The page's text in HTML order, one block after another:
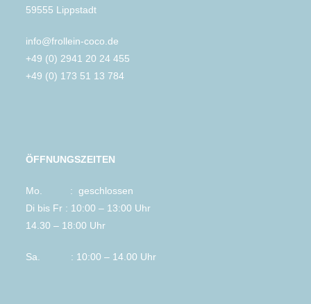
59555 Lippstadt
info@frollein-coco.de
+49 (0) 2941 20 24 455
+49 (0) 173 51 13 784
ÖFFNUNGSZEITEN
Mo. : geschlossen
Di bis Fr : 10:00 – 13:00 Uhr
14.30 – 18:00 Uhr
Sa. : 10:00 – 14.00 Uhr